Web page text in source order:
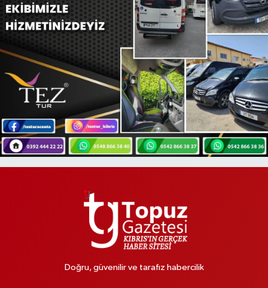
Doğru, güvenilir ve tarafız habercilik